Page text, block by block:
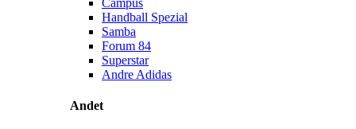
Handball Spezial
Samba
Forum 84
Superstar
Andre Adidas
Andet